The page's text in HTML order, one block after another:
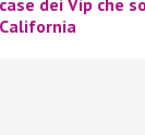
dei Vip che